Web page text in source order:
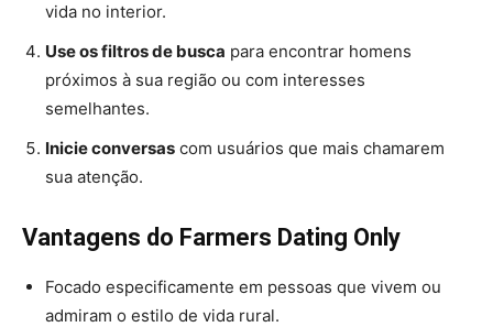
vida no interior.
Use os filtros de busca para encontrar homens
próximos à sua região ou com interesses
semelhantes.
Inicie conversas com usuários que mais chamarem
sua atenção.
Vantagens do Farmers Dating Only
Focado especificamente em pessoas que vivem ou
admiram o estilo de vida rural.